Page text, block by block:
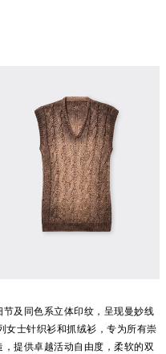
立即购买
及同色系立体印纹，呈现曼妙线
女士针织衫和抓绒衫，专为所有崇
提供卓越活动自由度，柔软的双